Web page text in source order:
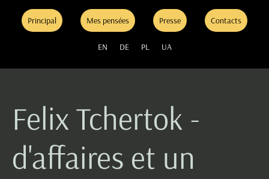
Principal Mes pensées Presse Contacts
EN DE PL UA
Felix Tchertok -
d'affaires et un